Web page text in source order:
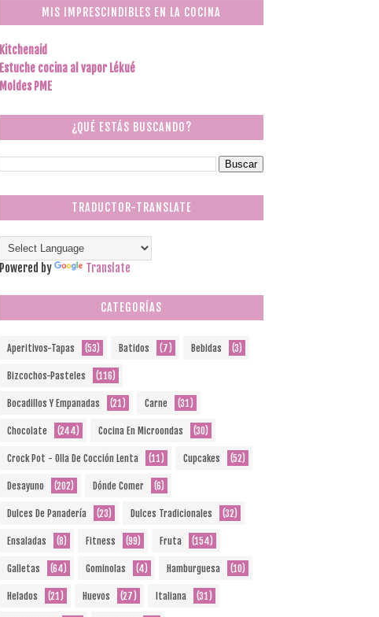
MIS IMPRESCINDIBLES EN LA COCINA
Kitchenaid
Estuche cocina al vapor Lékué
Moldes PME
¿QUÉ ESTÁS BUSCANDO?
TRADUCTOR-TRANSLATE
Powered by Translate
CATEGORÍAS
Aperitivos-Tapas (53) Batidos (7) Bebidas (3)
Bizcochos-Pasteles (116)
Bocadillos Y Empanadas (21) Carne (31)
Chocolate (244) Cocina En Microondas (30)
Crock Pot - Olla De Cocción Lenta (11) Cupcakes (52)
Desayuno (202) Dónde Comer (6)
Dulces De Panadería (23) Dulces Tradicionales (32)
Ensaladas (8) Fitness (99) Fruta (154)
Galletas (64) Gominolas (4) Hamburguesa (10)
Helados (21) Huevos (27) Italiana (31)